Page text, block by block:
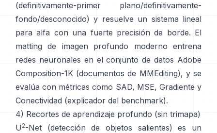
(definitivamente-primer plano/definitivamente-
fondo/desconocido) y resuelve un sistema lineal
para alfa con una fuerte precisión de borde. El
matting de imagen profundo
moderno entrena
redes neuronales en el conjunto de datos Adobe
Composition-1K (documentos de MMEditing), y se
evalúa con métricas como SAD, MSE, Gradiente y
Conectividad (explicador del benchmark).
4) Recortes de aprendizaje profundo (sin trimapa)
U 2-Net (detección de objetos salientes) es un